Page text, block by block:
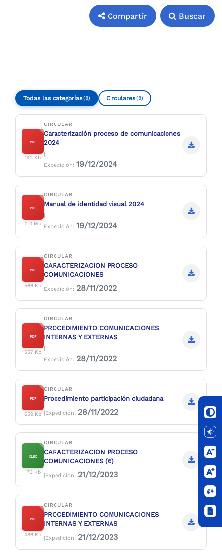
Compartir Buscar
Todas las categorías(8) Circulares(8)
PDF
142 Kb
CIRCULAR
Caracterización proceso de comunicaciones
2024
|
Expedición: 19/12/2024
PDF
2.0 Mb
CIRCULAR
Manual de identidad visual 2024
|
Expedición: 19/12/2024
PDF
566 Kb
CIRCULAR
CARACTERIZACION PROCESO
COMUNICACIONES
Expedición: 28/11/2022
PDF
557 Kb
CIRCULAR
PROCEDIMIENTO COMUNICACIONES
INTERNAS Y EXTERNAS
|
Expedición: 28/11/2022
PDF
659 Kb
CIRCULAR
Procedimiento participación ciudadana
|Expedición: 28/11/2022
XLSX
173 Kb
CIRCULAR
CARACTERIZACION PROCESO
COMUNICACIONES (6)
|Expedición: 21/12/2023
PDF
486 Kb
CIRCULAR
PROCEDIMIENTO COMUNICACIONES
INTERNAS Y EXTERNAS
|Expedición: 21/12/2023